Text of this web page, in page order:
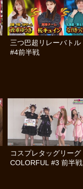
三つ巴超リレーバトル
#4前半戦
コスプレタッグリーグ
COLORFUL #3 前半戦